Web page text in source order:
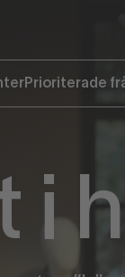
Prioriterade
i